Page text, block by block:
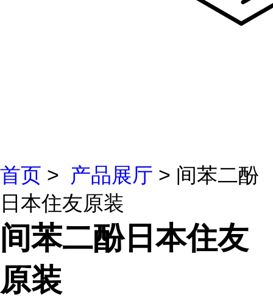
首页 > 产品展厅 > 间苯二酚
日本住友原装
间苯二酚日本住友
原装